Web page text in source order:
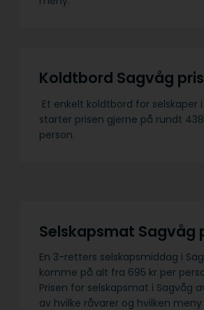
Koldtbord Sagvåg pris
Et enkelt koldtbord for selskaper
starter prisen gjerne på rundt
person.
Selskapsmat Sagvåg
En 3-retters selskapsmiddag i
komme på alt fra 695 kr per
Prisen for selskapsmat i Sagvåg
av hvilke råvarer og hvilken meny